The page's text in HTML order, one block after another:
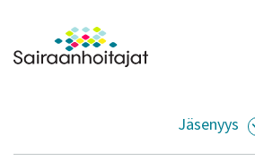
Siirry sisältöön
Etusivulle
Jäsenyys